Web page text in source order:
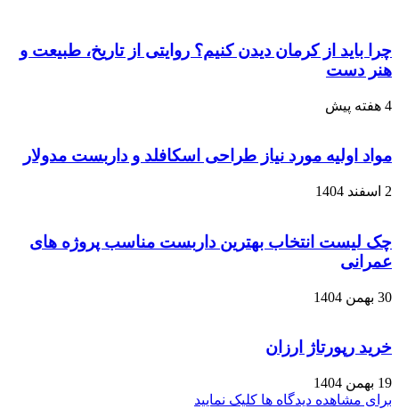
چرا باید از کرمان دیدن کنیم؟ روایتی از تاریخ، طبیعت و
هنر دست
4 هفته پیش
مواد اولیه مورد نیاز طراحی اسکافلد و داربست مدولار
2 اسفند 1404
چک لیست انتخاب بهترین داربست مناسب پروژه های
عمرانی
30 بهمن 1404
خرید رپورتاژ ارزان
19 بهمن 1404
برای مشاهده دیدگاه ها کلیک نمایید